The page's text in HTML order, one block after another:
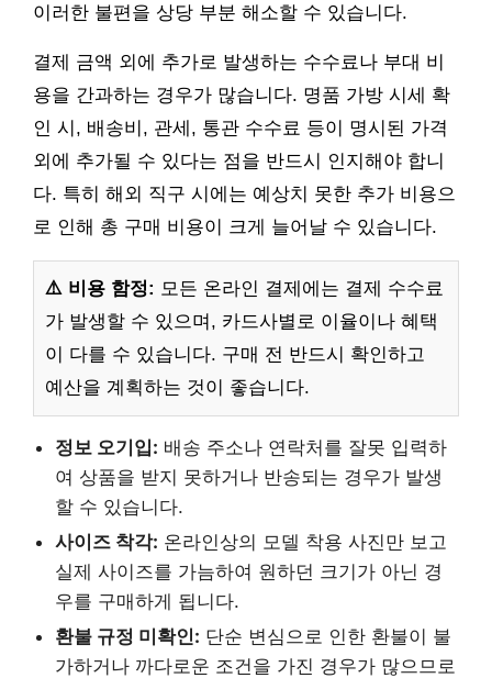
이러한 불편을 상당 부분 해소할 수 있습니다.
결제 금액 외에 추가로 발생하는 수수료나 부대 비
용을 간과하는 경우가 많습니다. 명품 가방 시세 확
인 시, 배송비, 관세, 통관 수수료 등이 명시된 가격
외에 추가될 수 있다는 점을 반드시 인지해야 합니
다. 특히 해외 직구 시에는 예상치 못한 추가 비용으
로 인해 총 구매 비용이 크게 늘어날 수 있습니다.
⚠️ 비용 함정: 모든 온라인 결제에는 결제 수수료
가 발생할 수 있으며, 카드사별로 이율이나 혜택
이 다를 수 있습니다. 구매 전 반드시 확인하고
예산을 계획하는 것이 좋습니다.
정보 오기입: 배송 주소나 연락처를 잘못 입력하
여 상품을 받지 못하거나 반송되는 경우가 발생
할 수 있습니다.
사이즈 착각: 온라인상의 모델 착용 사진만 보고
실제 사이즈를 가늠하여 원하던 크기가 아닌 경
우를 구매하게 됩니다.
환불 규정 미확인: 단순 변심으로 인한 환불이 불
가하거나 까다로운 조건을 가진 경우가 많으므로